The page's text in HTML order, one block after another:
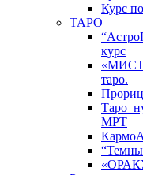
Курс
ТАРО
курс
таро.
МРТ